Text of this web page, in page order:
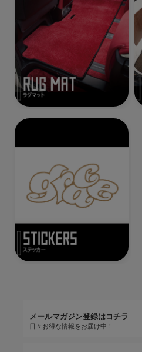
メールマガジン登録はコチラ
日々お得な情報をお届け中！